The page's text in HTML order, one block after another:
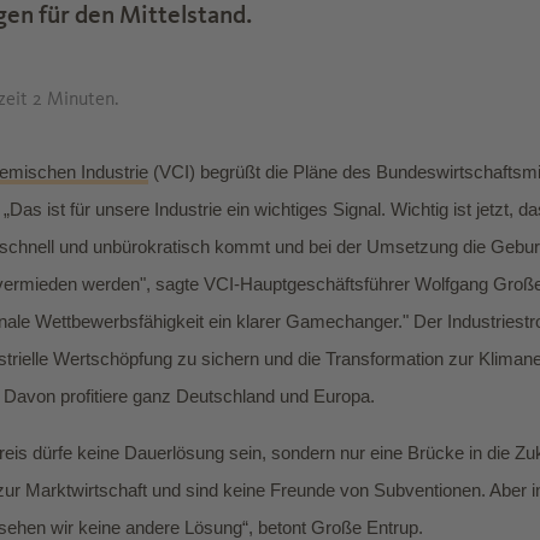
für den Mittelstand.
2 Minuten.
Industrie(VCI) begrüßt die Pläne des
ist für unsere Industrie ein wichtiges Signal. Wichtig ist jetzt,
und unbürokratisch kommt und bei der Umsetzung die
werden", sagte VCI-Hauptgeschäftsführer Wolfgang
Wettbewerbsfähigkeit ein klarer Gamechanger." Der
Wertschöpfung zu sichern und die Transformation zur
profitiere ganz Deutschland und Europa.
dürfe keine Dauerlösung sein, sondern nur eine Brücke in die
Marktwirtschaft und sind keine Freunde von Subventionen. Aber
wir keine andere Lösung“, betont Große Entrup.